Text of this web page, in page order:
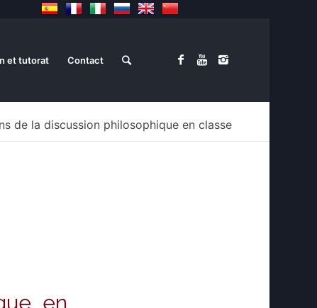
et tutorat Contact
de la discussion philosophique en classe
en